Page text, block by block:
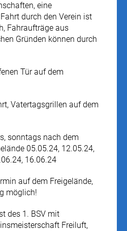
eine
durch den Verein ist
Fahraufträge aus
Gründen können durch
Tür auf dem
Vatertagsgrillen auf dem
sonntags nach dem
05.05.24, 12.05.24,
16.06.24
auf dem Freigelände,
möglich!
des 1. BSV mit
Freiluft,